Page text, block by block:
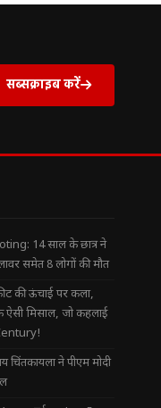
सब्सक्राइब करें
14 साल के छात्र ने
समेत 8 लोगों की मौत
की ऊंचाई पर कला,
मिसाल, जो कहलाई
चिंतकायला ने पीएम मोदी